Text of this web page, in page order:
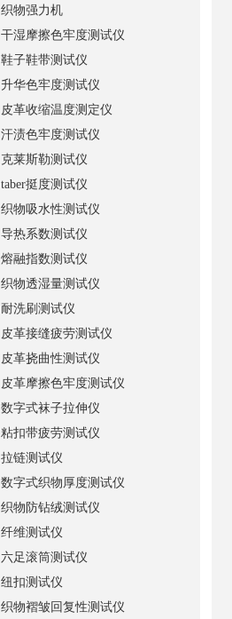
织物强力机
干湿摩擦色牢度测试仪
鞋子鞋带测试仪
升华色牢度测试仪
皮革收缩温度测定仪
汗渍色牢度测试仪
克莱斯勒测试仪
taber挺度测试仪
织物吸水性测试仪
导热系数测试仪
熔融指数测试仪
织物透湿量测试仪
耐洗刷测试仪
皮革接缝疲劳测试仪
皮革挠曲性测试仪
皮革摩擦色牢度测试仪
数字式袜子拉伸仪
粘扣带疲劳测试仪
拉链测试仪
数字式织物厚度测试仪
织物防钻绒测试仪
纤维测试仪
六足滚筒测试仪
纽扣测试仪
织物褶皱回复性测试仪